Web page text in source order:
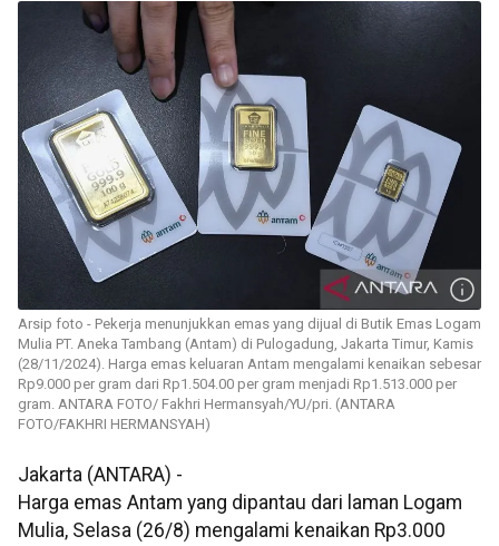
Arsip foto - Pekerja menunjukkan emas yang dijual di Butik Emas Logam
Mulia PT. Aneka Tambang (Antam) di Pulogadung, Jakarta Timur, Kamis
(28/11/2024). Harga emas keluaran Antam mengalami kenaikan sebesar
Rp9.000 per gram dari Rp1.504.00 per gram menjadi Rp1.513.000 per
gram. ANTARA FOTO/ Fakhri Hermansyah/YU/pri. (ANTARA
FOTO/FAKHRI HERMANSYAH)
Jakarta (ANTARA) -
Harga emas Antam yang dipantau dari laman Logam
Mulia, Selasa (26/8) mengalami kenaikan Rp3.000